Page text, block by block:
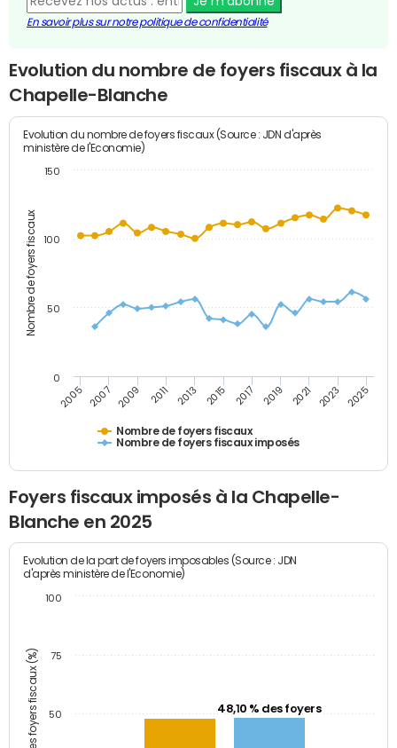
En savoir plus sur notre politique de confidentialité
Evolution du nombre de foyers fiscaux à la
Chapelle-Blanche
Nombre de foyers fiscaux
Evolution du nombre de foyers fiscaux (Source : JDN d'après
ministère de l'Economie)
Nombre de foyers fiscaux
Nombre de foyers fiscaux imposés
2005 2007 2009 2011 2013 2015 2017 2019 2021 2023 2025
0
50
100
150
Foyers fiscaux imposés à la Chapelle-
Blanche en 2025
Part des foyers fiscaux (%)
Evolution de la part de foyers imposables (Source : JDN
d'après ministère de l'Economie)
48,10 % des foyers
50
75
100